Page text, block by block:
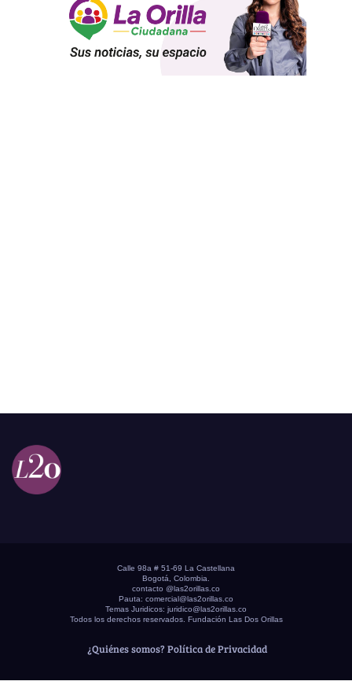
Calle 98a # 51-69 La Castellana
Bogotá, Colombia.
contacto @las2orillas.co
Pauta: comercial@las2orillas.co
Temas Juridicos: juridico@las2orillas.co
Todos los derechos reservados. Fundación Las Dos Orillas
¿Quiénes somos? Política de Privacidad